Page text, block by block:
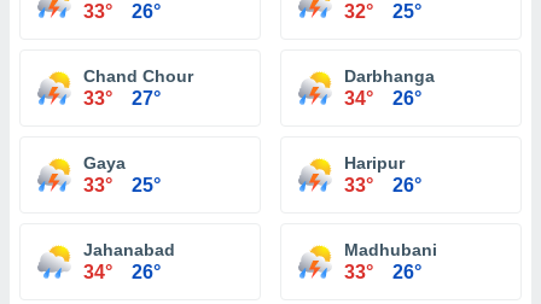
33° 26° 32° 25°
Chand Chour
33° 27°
Darbhanga
34° 26°
Gaya
33° 25°
Haripur
33° 26°
Jahanabad
34° 26°
Madhubani
33° 26°